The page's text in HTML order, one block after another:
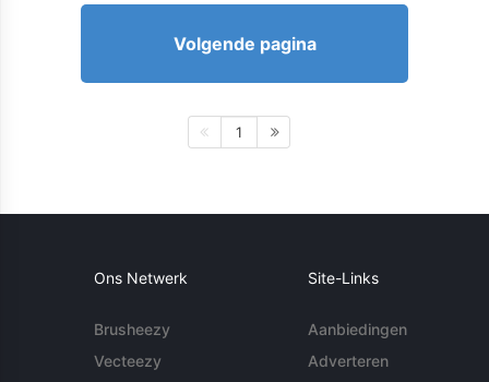
Volgende pagina
1
Ons Netwerk
Brusheezy
Vecteezy
Site-Links
Aanbiedingen
Adverteren